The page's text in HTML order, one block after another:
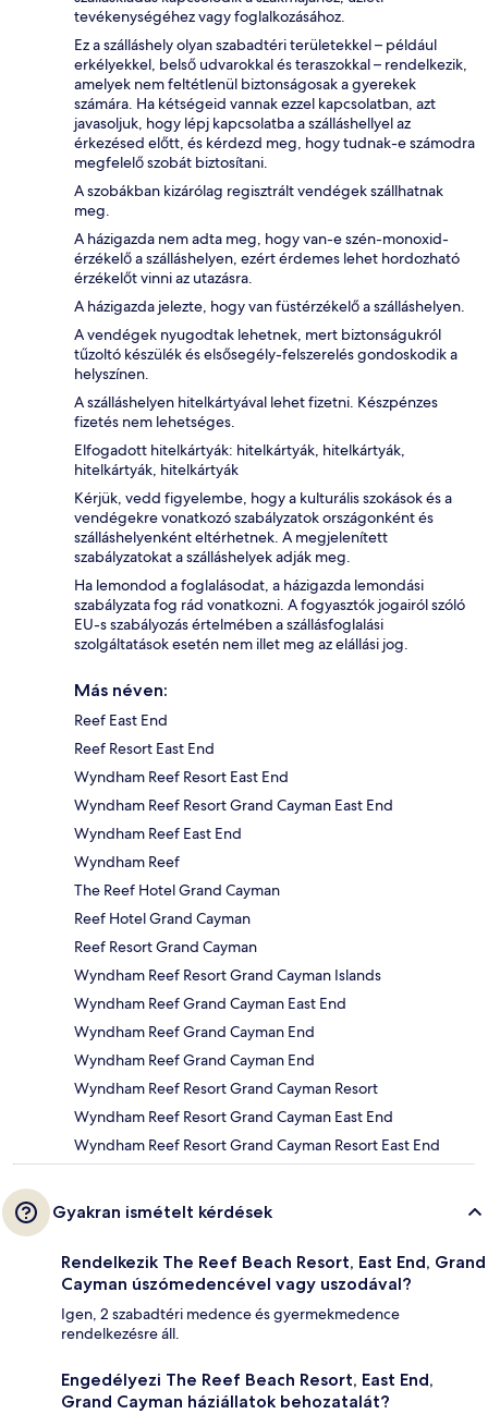
tevékenységéhez vagy foglalkozásához.
Ez a szálláshely olyan szabadtéri területekkel – például
erkélyekkel, belső udvarokkal és teraszokkal – rendelkezik,
amelyek nem feltétlenül biztonságosak a gyerekek
számára. Ha kétségeid vannak ezzel kapcsolatban, azt
javasoljuk, hogy lépj kapcsolatba a szálláshellyel az
érkezésed előtt, és kérdezd meg, hogy tudnak-e számodra
megfelelő szobát biztosítani.
A szobákban kizárólag regisztrált vendégek szállhatnak
meg.
A házigazda nem adta meg, hogy van-e szén-monoxid-
érzékelő a szálláshelyen, ezért érdemes lehet hordozható
érzékelőt vinni az utazásra.
A házigazda jelezte, hogy van füstérzékelő a szálláshelyen.
A vendégek nyugodtak lehetnek, mert biztonságukról
tűzoltó készülék és elsősegély-felszerelés gondoskodik a
helyszínen.
A szálláshelyen hitelkártyával lehet fizetni. Készpénzes
fizetés nem lehetséges.
Elfogadott hitelkártyák: hitelkártyák, hitelkártyák,
hitelkártyák, hitelkártyák
Kérjük, vedd figyelembe, hogy a kulturális szokások és a
vendégekre vonatkozó szabályzatok országonként és
szálláshelyenként eltérhetnek. A megjelenített
szabályzatokat a szálláshelyek adják meg.
Ha lemondod a foglalásodat, a házigazda lemondási
szabályzata fog rád vonatkozni. A fogyasztók jogairól szóló
EU-s szabályozás értelmében a szállásfoglalási
szolgáltatások esetén nem illet meg az elállási jog.
Más néven:
Reef East End
Reef Resort East End
Wyndham Reef Resort East End
Wyndham Reef Resort Grand Cayman East End
Wyndham Reef East End
Wyndham Reef
The Reef Hotel Grand Cayman
Reef Hotel Grand Cayman
Reef Resort Grand Cayman
Wyndham Reef Resort Grand Cayman Islands
Wyndham Reef Grand Cayman East End
Wyndham Reef Grand Cayman End
Wyndham Reef Grand Cayman End
Wyndham Reef Resort Grand Cayman Resort
Wyndham Reef Resort Grand Cayman East End
Wyndham Reef Resort Grand Cayman Resort East End
Gyakran ismételt kérdések
Rendelkezik The Reef Beach Resort, East End, Grand
Cayman úszómedencével vagy uszodával?
Igen, 2 szabadtéri medence és gyermekmedence
rendelkezésre áll.
Engedélyezi The Reef Beach Resort, East End,
Grand Cayman háziállatok behozatalát?